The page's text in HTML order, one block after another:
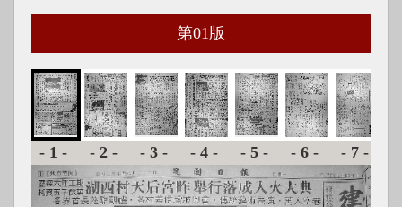
第01 版
-1- -2- -3- -4- -5- -6- -7-